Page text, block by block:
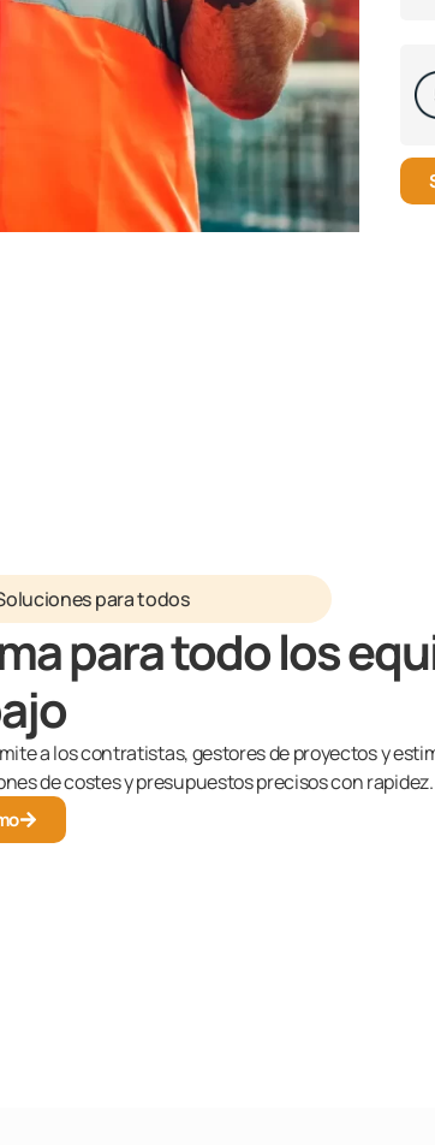
para todos
para todo los
a los contratistas, gestores de proyectos y
de costes y presupuestos precisos con rapidez.